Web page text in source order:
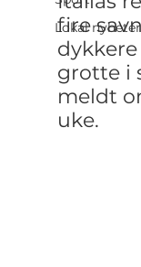
Lokal nyheter
fire
grotte i
meldt
uke.